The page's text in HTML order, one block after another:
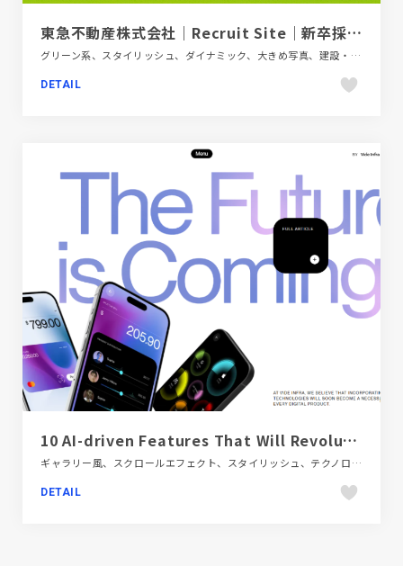
東急不動産株式会社｜Recruit Site｜新卒採用サイト
グリーン系、スタイリッシュ、ダイナミック、大きめ写真、建設・住宅・不動産、新卒・中途採用サイト
DETAIL
10 AI-driven Features That Will Revolutionize Banking UX
ギャラリー風、スクロールエフェクト、スタイリッシュ、テクノロジー・サイエンス、パープル系、ブランド・サービスサイト
DETAIL